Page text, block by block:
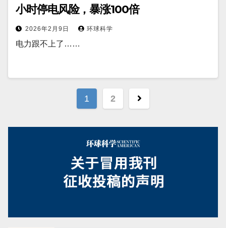
小时停电风险，暴涨100倍
2026年2月9日 环球科学
电力跟不上了……
文
分
页
1 2